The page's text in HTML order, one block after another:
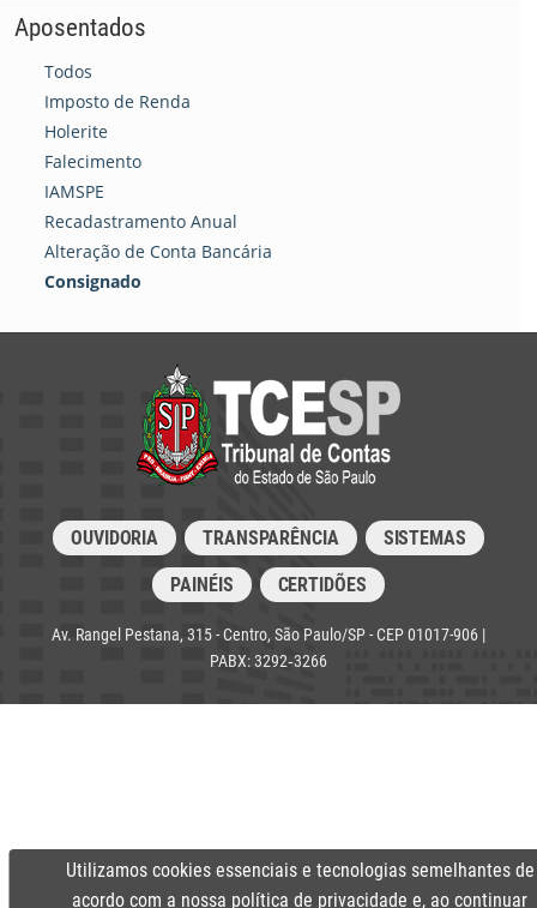
Aposentados
Todos
Imposto de Renda
Holerite
Falecimento
IAMSPE
Recadastramento Anual
Alteração de Conta Bancária
Consignado
OUVIDORIA TRANSPARÊNCIA SISTEMAS
PAINÉIS CERTIDÕES
Av. Rangel Pestana, 315 - Centro, São Paulo/SP - CEP 01017-906 |
PABX: 3292‑3266
Utilizamos cookies essenciais e tecnologias semelhantes de
acordo com a nossa política de privacidade e, ao continuar